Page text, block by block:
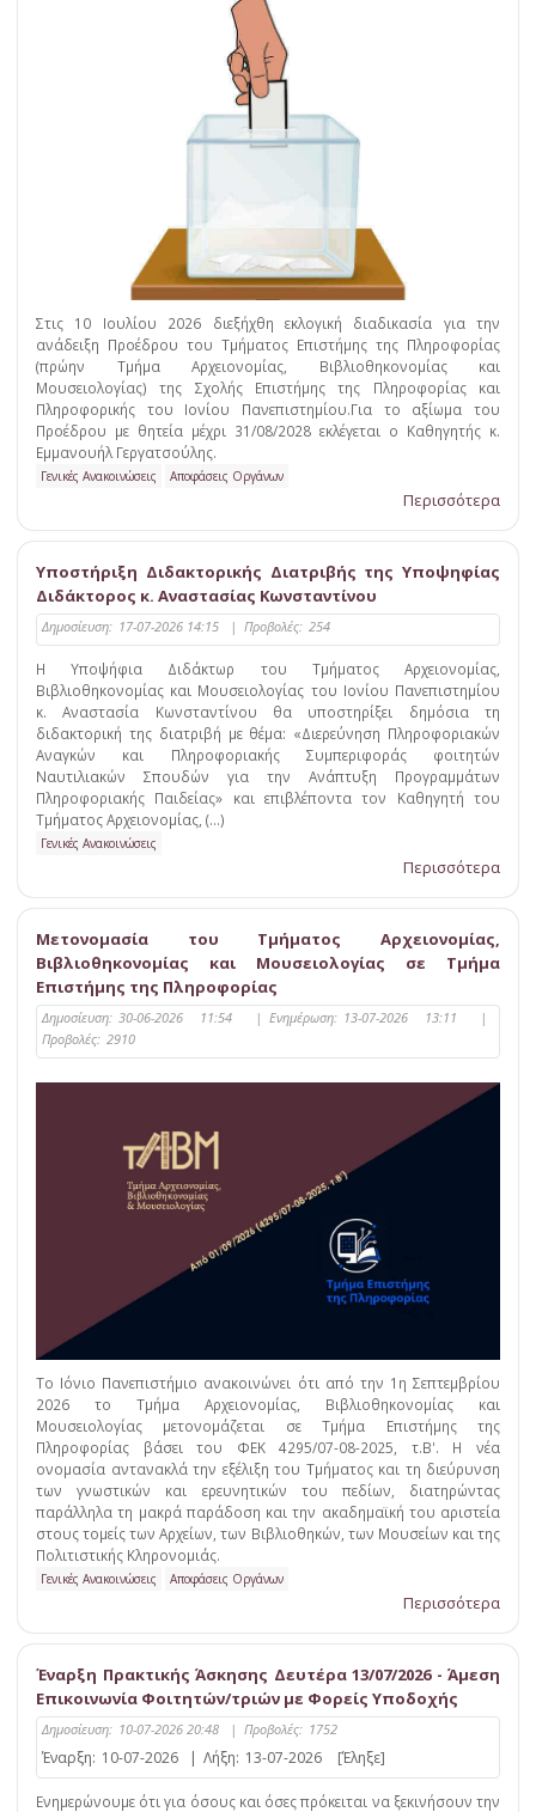
Στις 10 Ιουλίου 2026 διεξήχθη εκλογική διαδικασία για την
ανάδειξη Προέδρου του Τμήματος Επιστήμης της Πληροφορίας
(πρώην Τμήμα Αρχειονομίας, Βιβλιοθηκονομίας και
Μουσειολογίας) της Σχολής Επιστήμης της Πληροφορίας και
Πληροφορικής του Ιονίου Πανεπιστημίου.Για το αξίωμα του
Προέδρου με θητεία μέχρι 31/08/2028 εκλέγεται ο Καθηγητής κ.
Εμμανουήλ Γεργατσούλης.
Γενικές Ανακοινώσεις Αποφάσεις Οργάνων
Περισσότερα
Υποστήριξη Διδακτορικής Διατριβής της Υποψηφίας
Διδάκτορος κ. Αναστασίας Κωνσταντίνου
Δημοσίευση: 17-07-2026 14:15 | Προβολές: 254
Η Υποψήφια Διδάκτωρ του Τμήματος Αρχειονομίας,
Βιβλιοθηκονομίας και Μουσειολογίας του Ιονίου Πανεπιστημίου
κ. Αναστασία Κωνσταντίνου θα υποστηρίξει δημόσια τη
διδακτορική της διατριβή με θέμα: «Διερεύνηση Πληροφοριακών
Αναγκών και Πληροφοριακής Συμπεριφοράς φοιτητών
Ναυτιλιακών Σπουδών για την Ανάπτυξη Προγραμμάτων
Πληροφοριακής Παιδείας» και επιβλέποντα τον Καθηγητή του
Τμήματος Αρχειονομίας, (...)
Γενικές Ανακοινώσεις
Περισσότερα
Μετονομασία του Τμήματος Αρχειονομίας,
Βιβλιοθηκονομίας και Μουσειολογίας σε Τμήμα
Επιστήμης της Πληροφορίας
Δημοσίευση: 30-06-2026 11:54 | Ενημέρωση: 13-07-2026 13:11
|
Προβολές: 2910
Το Ιόνιο Πανεπιστήμιο ανακοινώνει ότι από την 1η Σεπτεμβρίου
2026 το Τμήμα Αρχειονομίας, Βιβλιοθηκονομίας και
Μουσειολογίας μετονομάζεται σε Τμήμα Επιστήμης της
Πληροφορίας βάσει του ΦΕΚ 4295/07-08-2025, τ.Β'. Η νέα
ονομασία αντανακλά την εξέλιξη του Τμήματος και τη διεύρυνση
των γνωστικών και ερευνητικών του πεδίων, διατηρώντας
παράλληλα τη μακρά παράδοση και την ακαδημαϊκή του αριστεία
στους τομείς των Αρχείων, των Βιβλιοθηκών, των Μουσείων και της
Πολιτιστικής Κληρονομιάς.
Γενικές Ανακοινώσεις Αποφάσεις Οργάνων
Περισσότερα
Έναρξη Πρακτικής Άσκησης Δευτέρα 13/07/2026 - Άμεση
Επικοινωνία Φοιτητών/τριών με Φορείς Υποδοχής
Δημοσίευση: 10-07-2026 20:48 | Προβολές: 1752
Έναρξη: 10-07-2026 | Λήξη: 13-07-2026 [Έληξε]
Ενημερώνουμε ότι για όσους και όσες πρόκειται να ξεκινήσουν την